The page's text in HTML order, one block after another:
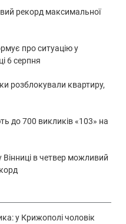
рекорд максимальної
про ситуацію у
6 серпня
розблокували квартиру,
до 700 викликів «103» на
в четвер можливий
у Крижополі чоловік